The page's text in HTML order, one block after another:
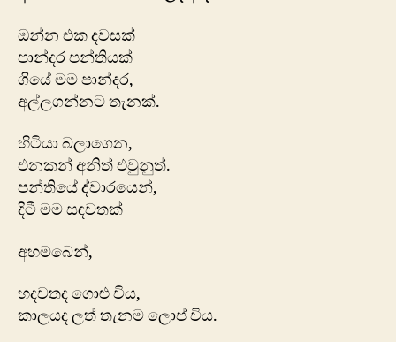
ඔන්න එක දවසක්
පාන්දර පන්තියක්
ගියේ මම පාන්දර,
අල්ලගන්නට තැනක්.
හිටියා බලාගෙන,
එනකන් අනිත් එවුනුත්.
පන්ති‍යේ ‍‍ද්වාරයෙන්,
දිටී මම සඳවතක්
අහම්බෙන්,
හදවතද ගොළු විය,
කාලයද ලත් තැනම ලොප් විය.